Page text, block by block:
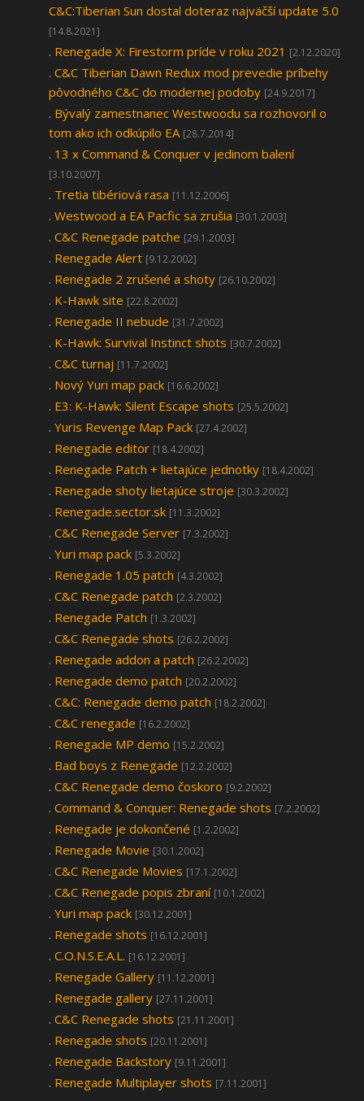
C&C:Tiberian Sun dostal doteraz najväčší update 5.0
[14.8.2021]
. Renegade X: Firestorm príde v roku 2021 [2.12.2020]
. C&C Tiberian Dawn Redux mod prevedie príbehy
pôvodného C&C do modernej podoby [24.9.2017]
. Bývalý zamestnanec Westwoodu sa rozhovoril o
tom ako ich odkúpilo EA [28.7.2014]
. 13 x Command & Conquer v jedinom balení
[3.10.2007]
. Tretia tibériová rasa [11.12.2006]
. Westwood a EA Pacfic sa zrušia [30.1.2003]
. C&C Renegade patche [29.1.2003]
. Renegade Alert [9.12.2002]
. Renegade 2 zrušené a shoty [26.10.2002]
. K-Hawk site [22.8.2002]
. Renegade II nebude [31.7.2002]
. K-Hawk: Survival Instinct shots [30.7.2002]
. C&C turnaj [11.7.2002]
. Nový Yuri map pack [16.6.2002]
. E3: K-Hawk: Silent Escape shots [25.5.2002]
. Yuris Revenge Map Pack [27.4.2002]
. Renegade editor [18.4.2002]
. Renegade Patch + lietajúce jednotky [18.4.2002]
. Renegade shoty lietajúce stroje [30.3.2002]
. Renegade.sector.sk [11.3.2002]
. C&C Renegade Server [7.3.2002]
. Yuri map pack [5.3.2002]
. Renegade 1.05 patch [4.3.2002]
. C&C Renegade patch [2.3.2002]
. Renegade Patch [1.3.2002]
. C&C Renegade shots [26.2.2002]
. Renegade addon a patch [26.2.2002]
. Renegade demo patch [20.2.2002]
. C&C: Renegade demo patch [18.2.2002]
. C&C renegade [16.2.2002]
. Renegade MP demo [15.2.2002]
. Bad boys z Renegade [12.2.2002]
. C&C Renegade demo čoskoro [9.2.2002]
. Command & Conquer: Renegade shots [7.2.2002]
. Renegade je dokončené [1.2.2002]
. Renegade Movie [30.1.2002]
. C&C Renegade Movies [17.1.2002]
. C&C Renegade popis zbraní [10.1.2002]
. Yuri map pack [30.12.2001]
. Renegade shots [16.12.2001]
. C.O.N.S.E.A.L. [16.12.2001]
. Renegade Gallery [11.12.2001]
. Renegade gallery [27.11.2001]
. C&C Renegade shots [21.11.2001]
. Renegade shots [20.11.2001]
. Renegade Backstory [9.11.2001]
. Renegade Multiplayer shots [7.11.2001]